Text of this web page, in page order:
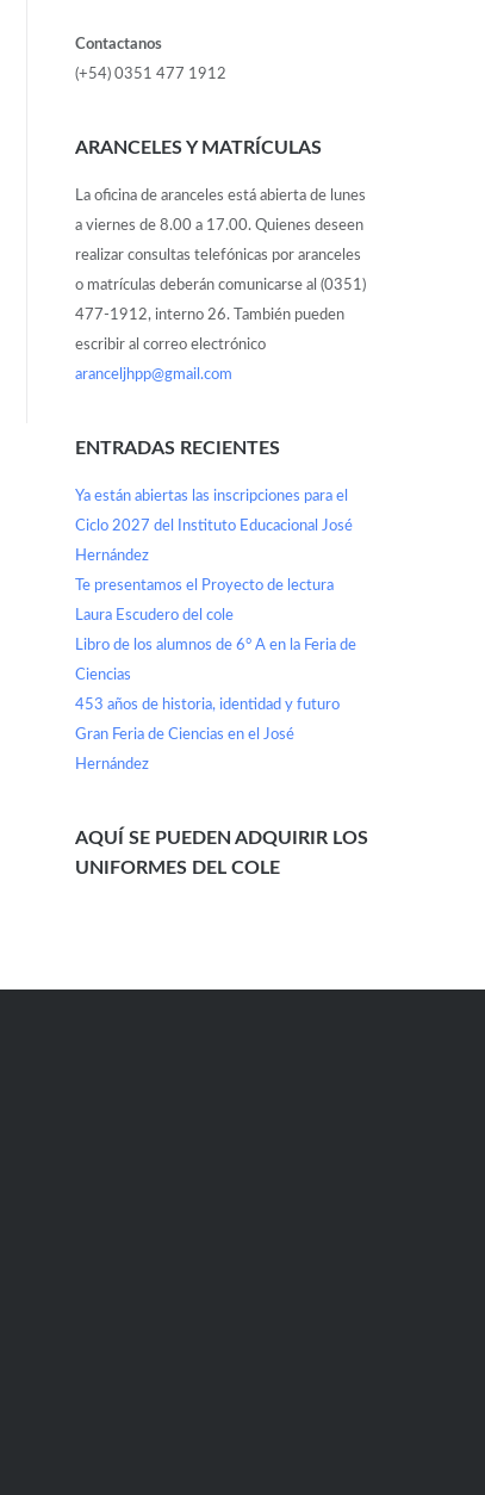
Contactanos
(+54) 0351 477 1912
ARANCELES Y MATRÍCULAS
La oficina de aranceles está abierta de lunes
a viernes de 8.00 a 17.00. Quienes deseen
realizar consultas telefónicas por aranceles
o matrículas deberán comunicarse al (0351)
477-1912, interno 26. También pueden
escribir al correo electrónico
aranceljhpp@gmail.com
ENTRADAS RECIENTES
Ya están abiertas las inscripciones para el
Ciclo 2027 del Instituto Educacional José
Hernández
Te presentamos el Proyecto de lectura
Laura Escudero del cole
Libro de los alumnos de 6° A en la Feria de
Ciencias
453 años de historia, identidad y futuro
Gran Feria de Ciencias en el José
Hernández
AQUÍ SE PUEDEN ADQUIRIR LOS
UNIFORMES DEL COLE